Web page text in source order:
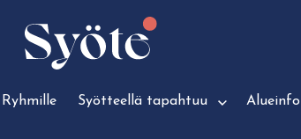
Ryhmille Syötteellä tapahtuu Alueinfo